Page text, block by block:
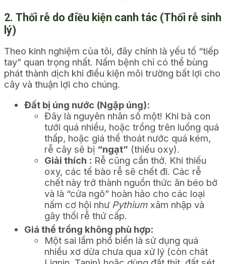
2. Thối rễ do điều kiện canh tác (Thối rễ sinh
lý)
Theo kinh nghiệm của tôi, đây chính là yếu tố “tiếp
tay” quan trọng nhất. Nấm bệnh chỉ có thể bùng
phát thành dịch khi điều kiện môi trường bất lợi cho
cây và thuận lợi cho chúng.
Đất bị úng nước (Ngập úng):
Đây là nguyên nhân số một! Khi bà con
tưới quá nhiều, hoặc trồng trên luống quá
thấp, hoặc giá thể thoát nước quá kém,
rễ cây sẽ bị “ngạt” (thiếu oxy).
Giải thích : Rễ cũng cần thở. Khi thiếu
oxy, các tế bào rễ sẽ chết đi. Các rễ
chết này trở thành nguồn thức ăn béo bở
và là “cửa ngõ” hoàn hảo cho các loại
nấm cơ hội như Pythiumxâm nhập và
gây thối rễ thứ cấp.
Giá thể trồng không phù hợp:
Một sai lầm phổ biến là sử dụng quá
nhiều xơ dừa chưa qua xử lý (còn chát